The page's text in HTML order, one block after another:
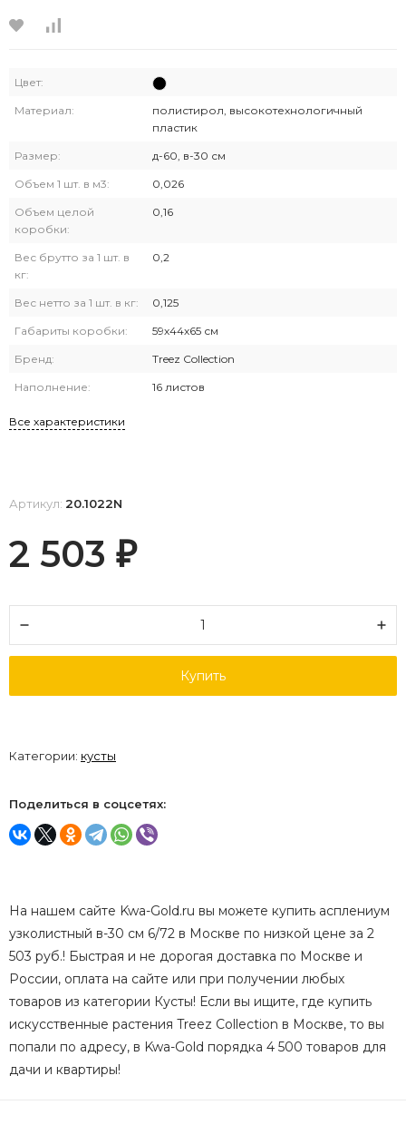
Цвет:
Материал:
полистирол, высокотехнологичный
пластик
Размер: д-60, в-30 см
Объем 1 шт. в м3: 0,026
Объем целой
коробки:
0,16
Вес брутто за 1 шт. в
кг:
0,2
Вес нетто за 1 шт. в кг: 0,125
Габариты коробки: 59х44х65 см
Бренд: Treez Collection
Наполнение: 16 листов
Все характеристики
Артикул: 20.1022N
2 503 ₽
Купить
Категории: кусты
Поделиться в соцсетях:
На нашем сайте Kwa-Gold.ru вы можете купить асплениум
узколистный в-30 см 6/72 в Москве по низкой цене за 2
503 руб.! Быстрая и не дорогая доставка по Москве и
России, оплата на сайте или при получении любых
товаров из категории Кусты! Если вы ищите, где купить
искусственные растения Treez Collection в Москве, то вы
попали по адресу, в Kwa-Gold порядка 4 500 товаров для
дачи и квартиры!